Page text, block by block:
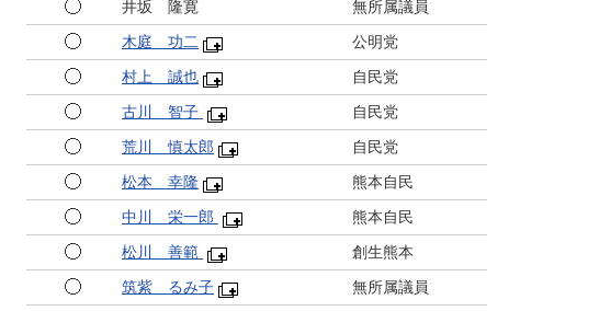
井坂 隆寛 無所属議員
木庭 功二 公明党
村上 誠也 自民党
古川 智子 自民党
荒川 慎太郎 自民党
松本 幸隆 熊本自民
中川 栄一郎 熊本自民
松川 善範 創生熊本
筑紫 るみ子 無所属議員